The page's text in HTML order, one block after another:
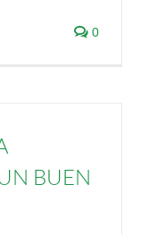
0
BUEN